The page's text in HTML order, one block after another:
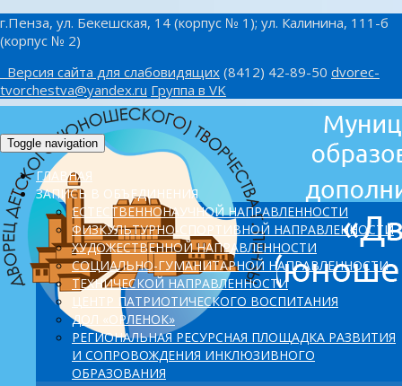
г.Пенза, ул. Бекешская, 14 (корпус № 1); ул. Калинина, 111-б
(корпус № 2)
Версия сайта для слабовидящих (8412) 42-89-50 dvorec-
tvorchestva@yandex.ru Группа в VK
Toggle navigation
ГЛАВНАЯ
ЗАПИСЬ В ОБЪЕДИНЕНИЯ
ЕСТЕСТВЕННОНАУЧНОЙ НАПРАВЛЕННОСТИ
ФИЗКУЛЬТУРНО-СПОРТИВНОЙ НАПРАВЛЕННОСТИ
ХУДОЖЕСТВЕННОЙ НАПРАВЛЕННОСТИ
СОЦИАЛЬНО-ГУМАНИТАРНОЙ НАПРАВЛЕННОСТИ
ТЕХНИЧЕСКОЙ НАПРАВЛЕННОСТИ
ЦЕНТР ПАТРИОТИЧЕСКОГО ВОСПИТАНИЯ
ДОЛ «ОРЛЕНОК»
PЕГИОНАЛЬНАЯ РЕСУРСНАЯ ПЛОЩАДКА РАЗВИТИЯ
И СОПРОВОЖДЕНИЯ ИНКЛЮЗИВНОГО
ОБРАЗОВАНИЯ